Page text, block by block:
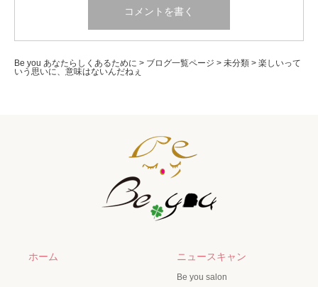
Be you あなたらしくあるために > ブログ一覧ページ > 未分類 > 楽しいって
いう思いに、意味はないんだねぇ
ホーム ニュースキャン
Be you salon